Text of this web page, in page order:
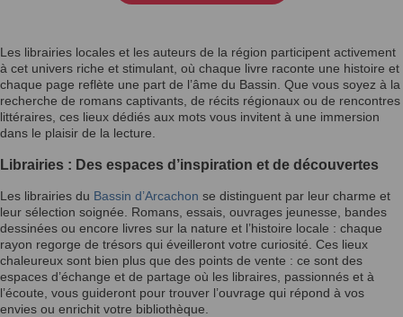
Les librairies locales et les auteurs de la région participent activement
à cet univers riche et stimulant, où chaque livre raconte une histoire et
chaque page reflète une part de l’âme du Bassin. Que vous soyez à la
recherche de romans captivants, de récits régionaux ou de rencontres
littéraires, ces lieux dédiés aux mots vous invitent à une immersion
dans le plaisir de la lecture.
Librairies : Des espaces d’inspiration et de découvertes
Les librairies du Bassin d’Arcachon se distinguent par leur charme et
leur sélection soignée. Romans, essais, ouvrages jeunesse, bandes
dessinées ou encore livres sur la nature et l’histoire locale : chaque
rayon regorge de trésors qui éveilleront votre curiosité. Ces lieux
chaleureux sont bien plus que des points de vente : ce sont des
espaces d’échange et de partage où les libraires, passionnés et à
l’écoute, vous guideront pour trouver l’ouvrage qui répond à vos
envies ou enrichit votre bibliothèque.